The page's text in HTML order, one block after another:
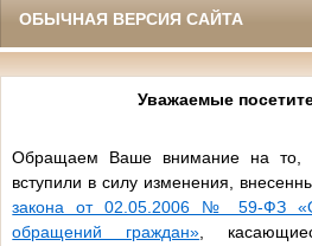
ОБЫЧНАЯ ВЕРСИЯ САЙТА
Уважаемые
Обращаем Ваше внимание на то,
вступили в силу изменения,
закона от 02.05.2006 № 59-ФЗ «О
обращений граждан»,